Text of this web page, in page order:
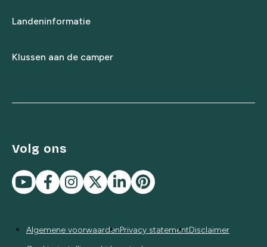
Landeninformatie
Klussen aan de camper
Volg ons
Algemene voorwaardenPrivacy statementDisclaimer